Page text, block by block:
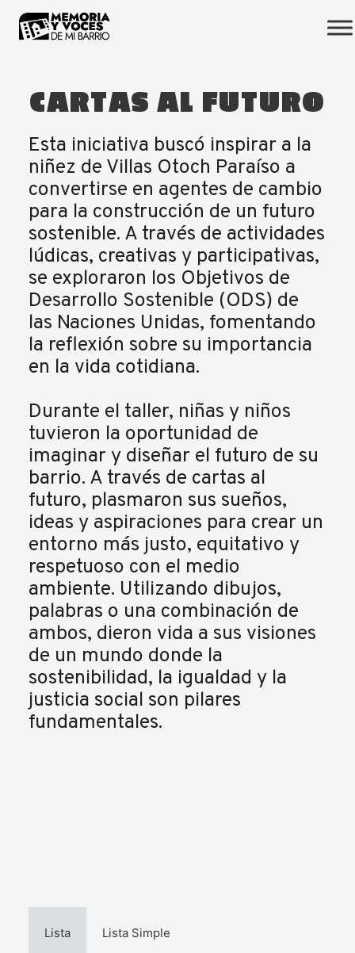
CARTAS AL FUTURO
Esta iniciativa buscó inspirar a la
niñez de Villas Otoch Paraíso a
convertirse en agentes de cambio
para la construcción de un futuro
sostenible. A través de actividades
lúdicas, creativas y participativas,
se exploraron los Objetivos de
Desarrollo Sostenible (ODS) de
las Naciones Unidas, fomentando
la reflexión sobre su importancia
en la vida cotidiana.
Durante el taller, niñas y niños
tuvieron la oportunidad de
imaginar y diseñar el futuro de su
barrio. A través de cartas al
futuro, plasmaron sus sueños,
ideas y aspiraciones para crear un
entorno más justo, equitativo y
respetuoso con el medio
ambiente. Utilizando dibujos,
palabras o una combinación de
ambos, dieron vida a sus visiones
de un mundo donde la
sostenibilidad, la igualdad y la
justicia social son pilares
fundamentales.
Lista Lista Simple